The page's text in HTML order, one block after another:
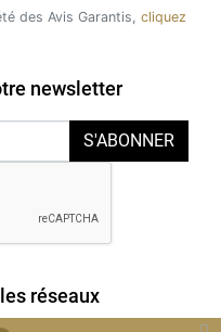
des Avis Garantis, cliquez
newsletter
S'ABONNER
réseaux